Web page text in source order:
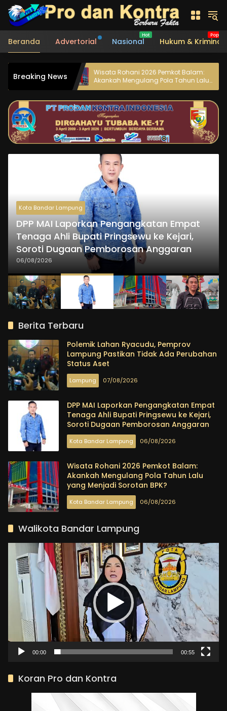
Langsung
konten
Beranda
Advertorial Nasional Hukum & Kriminal
Breaking NewsWisata Rohani 2026 Pemkot Balam:
Akankah Mengulang Pola Tahun Lalu
yang Menjadi Sorotan BPK?
Kota Bandar Lampung
DPP MAI Laporkan Pengangkatan Empat
Tenaga Ahli Bupati Pringsewu ke Kejari,
Soroti Dugaan Pemborosan Anggaran
06/08/2026
Berita Terbaru
Polemik Lahan Ryacudu, Pemprov
Lampung Pastikan Tidak Ada Perubahan
Status Aset
Lampung 07/08/2026
DPP MAI Laporkan Pengangkatan Empat
Tenaga Ahli Bupati Pringsewu ke Kejari,
Soroti Dugaan Pemborosan Anggaran
Kota Bandar Lampung 06/08/2026
Wisata Rohani 2026 Pemkot Balam:
Akankah Mengulang Pola Tahun Lalu
yang Menjadi Sorotan BPK?
Kota Bandar Lampung 06/08/2026
Pro
dan
Kontra
Walikota Bandar Lampung
Pemutar
Video
00:00 00:55
Koran Pro dan Kontra